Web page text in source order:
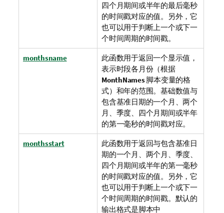
四个月期间或半年的最后毫秒
的时间戳对应的值。另外，它
也可以用于判断上一个或下一
个时间周期的时间戳。
monthsname
此函数用于返回一个显示值，
表示时段各月份（根据
MonthNames脚本变量的格
式）和年的范围。基础数值与
包含基准日期的一个月、两个
月、季度、四个月期间或半年
的第一毫秒的时间戳对应。
monthsstart
此函数用于返回与包含基准日
期的一个月、两个月、季度、
四个月期间或半年的第一毫秒
的时间戳对应的值。另外，它
也可以用于判断上一个或下一
个时间周期的时间戳。默认的
输出格式是脚本中